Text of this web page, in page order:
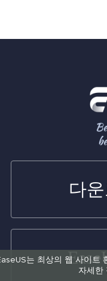
는 최상의 웹 사이트
자세한
다